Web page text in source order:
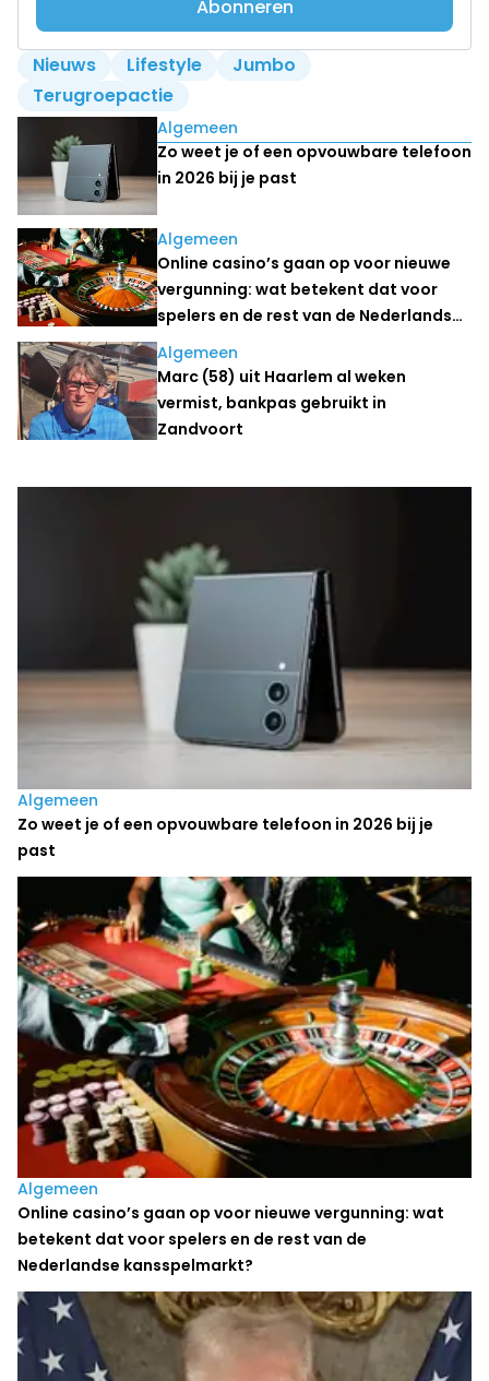
Abonneren
Nieuws Lifestyle
Jumbo
Terugroepactie
Algemeen
Zo weet je of een opvouwbare telefoon
in 2026 bij je past
Algemeen
Online casino’s gaan op voor nieuwe
vergunning: wat betekent dat voor
spelers en de rest van de Nederlandse
kansspelmarkt?
Algemeen
Marc (58) uit Haarlem al weken
vermist, bankpas gebruikt in
Zandvoort
Laatste nieuws
Algemeen
Zo weet je of een opvouwbare telefoon in 2026 bij je
past
Algemeen
Online casino’s gaan op voor nieuwe vergunning: wat
betekent dat voor spelers en de rest van de
Nederlandse kansspelmarkt?